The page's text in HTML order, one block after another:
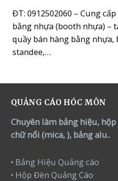
ĐT: 0912502060 – Cung
bằng nhựa (booth nhựa) –
quầy bán hàng bằng
standee,…
QUẢNG CÁO HÓC MÔN
Chuyên làm bảng hiệu,
chữ nổi (mica, ), bảng alu..
• Bảng Hiệu Quảng cáo
• Hộp Đèn Quảng Cáo